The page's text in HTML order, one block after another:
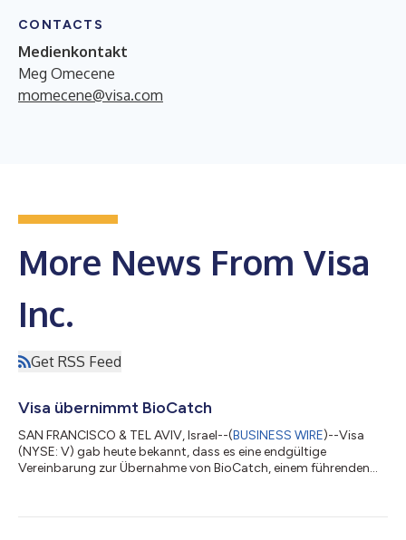
CONTACTS
Medienkontakt
Meg Omecene
momecene@visa.com
More News From Visa
Inc.
Get RSS Feed
Visa übernimmt BioCatch
SAN FRANCISCO & TEL AVIV, Israel--(BUSINESS WIRE)--Visa
(NYSE: V) gab heute bekannt, dass es eine endgültige
Vereinbarung zur Übernahme von BioCatch, einem führenden
unter der Beratung von Permira und anderen Aktionären für 2,4